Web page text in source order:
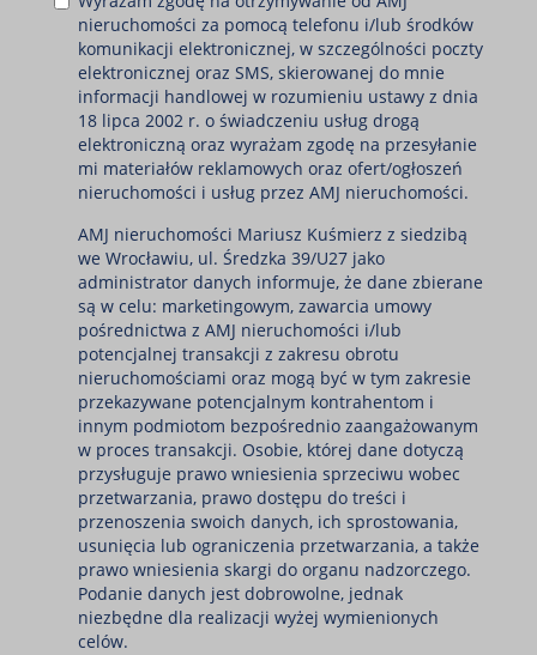
nieruchomości za pomocą telefonu i/lub środków
komunikacji elektronicznej, w szczególności poczty
elektronicznej oraz SMS, skierowanej do mnie
informacji handlowej w rozumieniu ustawy z dnia
18 lipca 2002 r. o świadczeniu usług drogą
elektroniczną oraz wyrażam zgodę na przesyłanie
mi materiałów reklamowych oraz ofert/ogłoszeń
nieruchomości i usług przez AMJ nieruchomości.
AMJ nieruchomości Mariusz Kuśmierz z siedzibą
we Wrocławiu, ul. Średzka 39/U27 jako
administrator danych informuje, że dane zbierane
są w celu: marketingowym, zawarcia umowy
pośrednictwa z AMJ nieruchomości i/lub
potencjalnej transakcji z zakresu obrotu
nieruchomościami oraz mogą być w tym zakresie
przekazywane potencjalnym kontrahentom i
innym podmiotom bezpośrednio zaangażowanym
w proces transakcji. Osobie, której dane dotyczą
przysługuje prawo wniesienia sprzeciwu wobec
przetwarzania, prawo dostępu do treści i
przenoszenia swoich danych, ich sprostowania,
usunięcia lub ograniczenia przetwarzania, a także
prawo wniesienia skargi do organu nadzorczego.
Podanie danych jest dobrowolne, jednak
niezbędne dla realizacji wyżej wymienionych
celów.